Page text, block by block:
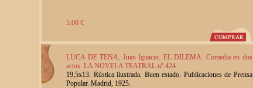
5.00 €
LUCA DE TENA, Juan Ignacio. EL DILEMA. Comedia en dos
actos. LA NOVELA TEATRAL nº 424.
19,5x13. Rústica ilustrada. Buen estado. Publicaciones de Prensa
Popular. Madrid, 1925.